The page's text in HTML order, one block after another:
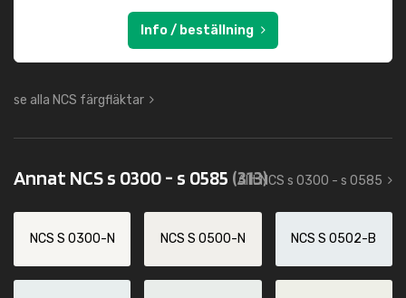
Info / beställning
se alla NCS färgfläktar
Annat NCS s 0300 - s 0585 (313)
Allt NCS s 0300 - s 0585
NCS S 0300-N NCS S 0500-N NCS S 0502-B